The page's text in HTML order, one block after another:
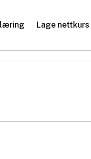
læring Lage nettkurs